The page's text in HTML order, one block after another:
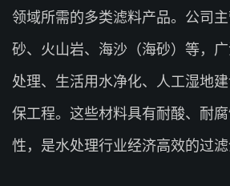
领域所需的多类滤料产品。公司
砂、火山岩、海沙（海砂）等，
处理、生活用水净化、人工湿地
保工程。这些材料具有耐酸、耐
性，是水处理行业经济高效的过滤